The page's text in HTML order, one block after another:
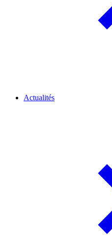
Actualités